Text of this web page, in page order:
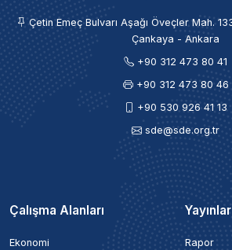
Çetin Emeç Bulvarı Aşağı Öveçler Mah.
Çankaya - Ankara
+90 312 473 80 41
+90 312 473 80 46
+90 530 926 41 13
sde@sde.org.tr
Çalışma Alanları
Ekonomi
Yayınlar
Rapor